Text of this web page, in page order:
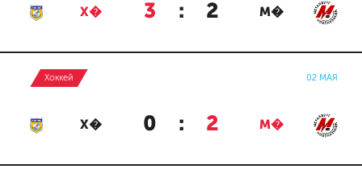
Х� 3 : 2 М�
Хоккей 02 МАЯ
Х� 0 : 2 М�